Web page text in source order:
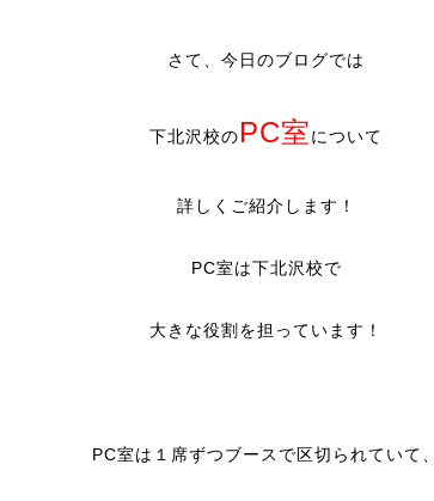
さて、今日のブログでは
下北沢校のPC室について
詳しくご紹介します！
PC室は下北沢校で
大きな役割を担っています！
PC室は１席ずつブースで区切られていて、